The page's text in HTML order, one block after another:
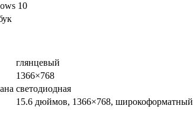
10
глянцевый
1366×768
светодиодная
15.6 дюймов, 1366×768, широкоформатный